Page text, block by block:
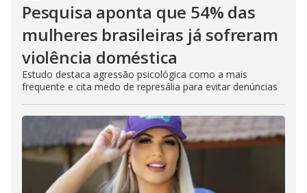
Pesquisa aponta que 54% das
mulheres brasileiras já sofreram
violência doméstica
Estudo destaca agressão psicológica como a mais
frequente e cita medo de represália para evitar denúncias